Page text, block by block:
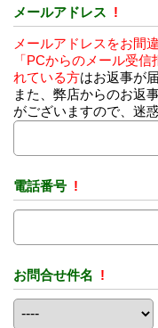
メールアドレス !
メールアドレスをお間
「PCからのメール受
れている方はお返事が
また、弊店からのお返
がございますので、迷
電話番号 !
お問合せ件名 !